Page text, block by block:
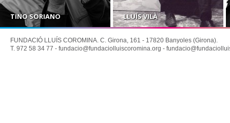
TINO SORIANO LLUÍS VILÀ
FUNDACIÓ LLUÍS COROMINA. C. Girona, 161 - 17820 Banyoles (Girona).
T. 972 58 34 77 - fundacio@fundaciolluiscoromina.org -